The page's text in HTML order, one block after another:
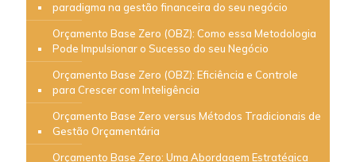
paradigma na gestão financeira do seu negócio
Orçamento Base Zero (OBZ): Como essa Metodologia
Pode Impulsionar o Sucesso do seu Negócio
Orçamento Base Zero (OBZ): Eficiência e Controle
para Crescer com Inteligência
Orçamento Base Zero versus Métodos Tradicionais de
Gestão Orçamentária
Orçamento Base Zero: Uma Abordagem Estratégica